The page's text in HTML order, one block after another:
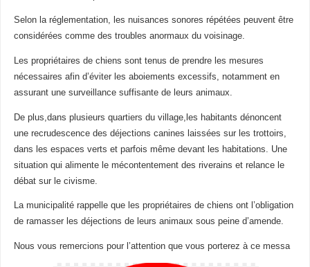
Selon la réglementation, les nuisances sonores répétées peuvent être
considérées comme des troubles anormaux du voisinage.
Les propriétaires de chiens sont tenus de prendre les mesures
nécessaires afin d’éviter les aboiements excessifs, notamment en
assurant une surveillance suffisante de leurs animaux.
De plus,dans plusieurs quartiers du village,les habitants dénoncent
une recrudescence des déjections canines laissées sur les trottoirs,
dans les espaces verts et parfois même devant les habitations. Une
situation qui alimente le mécontentement des riverains et relance le
débat sur le civisme.
La municipalité rappelle que les propriétaires de chiens ont l’obligation
de ramasser les déjections de leurs animaux sous peine d’amende.
Nous vous remercions pour l’attention que vous porterez à ce messa